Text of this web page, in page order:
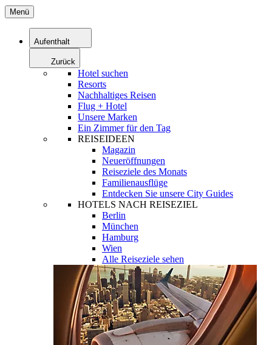
Menü
Aufenthalt
Zurück
Hotel suchen
Resorts
Nachhaltiges Reisen
Flug + Hotel
Unsere Marken
Ein Zimmer für den Tag
REISEIDEEN
Magazin
Neueröffnungen
Reiseziele des Monats
Familienausflüge
Entdecken Sie unsere City Guides
HOTELS NACH REISEZIEL
Berlin
München
Hamburg
Wien
Alle Reiseziele sehen